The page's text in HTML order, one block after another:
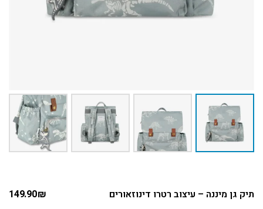
תיק גן מיננה – עיצוב רטרו דינוזאורים 149.90₪